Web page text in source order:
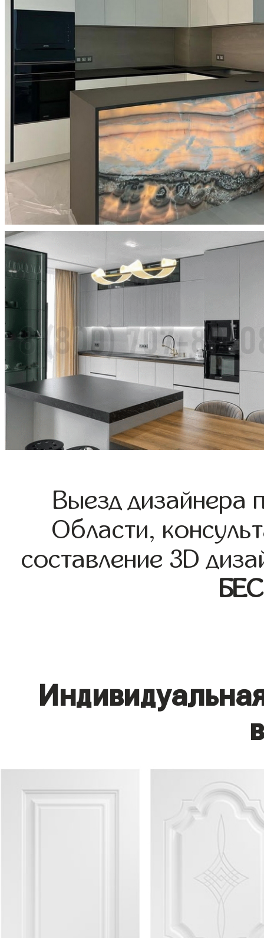
Выезд дизайнера
Области,
составление 3D